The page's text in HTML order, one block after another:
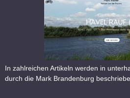
In zahlreichen Artikeln werden in
durch die Mark Brandenburg